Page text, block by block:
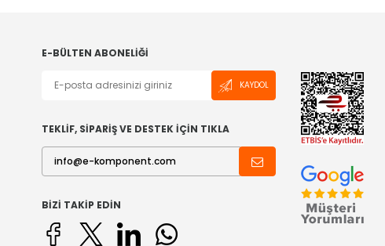
E-BÜLTEN ABONELIĞI
KAYDOL
TEKLİF, SİPARİŞ VE DESTEK İÇİN TIKLA
BIZI TAKIP EDIN